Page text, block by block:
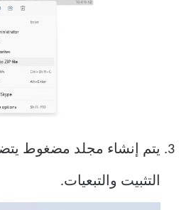
يتم إنشاء مجلد مضغوط
التثبيت والتبعيات.